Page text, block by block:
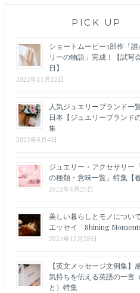
PICK UP
ショートムービー3部作「
リーの物語」完成！【試写
日】
2022年11月22日
人気ジュエリーブランド一
日本【ジュエリーブランド
集
2022年6月4日
ジュエリー・アクセサリー
の種類・意味一覧」特集【
2022年4月25日
美しい暮らしとモノについ
エッセイ「Shining
2021年12月28日
【英文メッセージ文例集】
気持ちを伝える英語の一言
と）特集